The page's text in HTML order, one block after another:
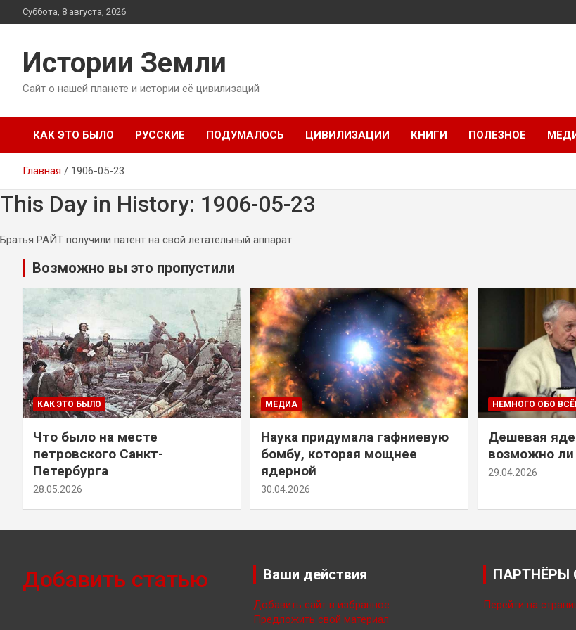
Перейти
к
Суббота, 8 августа, 2026
Истории Земли
Сайт о нашей планете и истории её цивилизаций
КАК ЭТО БЫЛО РУССКИЕ ПОДУМАЛОСЬ ЦИВИЛИЗАЦИИ КНИГИ ПОЛЕЗНОЕ
Главная 1906-05-23
This Day in History: 1906-05-23
Братья РАЙТ получили патент на свой летательный аппарат
Возможно вы это пропустили
КАК ЭТО БЫЛО
Что было на месте
петровского Санкт-
Петербурга
28.05.2026
МЕДИА
Наука придумала гафниевую
бомбу, которая мощнее
ядерной
30.04.2026
НЕМНОГО ОБО
Дешевая
возможно ли
29.04.2026
Добавить статью Ваши действия
Добавить сайт в избранное
Предложить свой материал
ПАРТНЁРЫ
Перейти на